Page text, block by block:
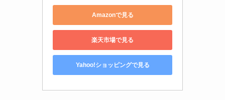
Amazonで見る
楽天市場で見る
Yahoo!ショッピングで見る